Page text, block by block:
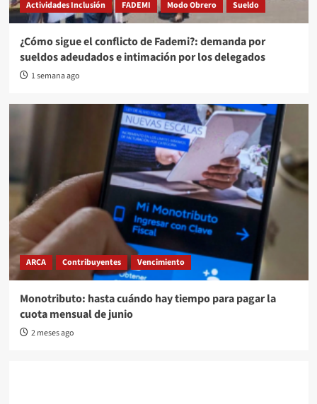
Actividades Inclusión FADEMI Modo Obrero Sueldo
¿Cómo sigue el conflicto de Fademi?: demanda por
sueldos adeudados e intimación por los delegados
1 semana ago
ARCA Contribuyentes Vencimiento
Monotributo: hasta cuándo hay tiempo para pagar la
cuota mensual de junio
2 meses ago